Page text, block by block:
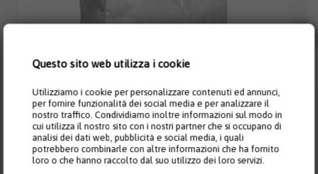
Questo sito web utilizza i cookie
Utilizziamo i cookie per personalizzare contenuti ed annunci,
per fornire funzionalità dei social media e per analizzare il
nostro traffico. Condividiamo inoltre informazioni sul modo in
cui utilizza il nostro sito con i nostri partner che si occupano di
analisi dei dati web, pubblicità e social media, i quali
potrebbero combinarle con altre informazioni che ha fornito
loro o che hanno raccolto dal suo utilizzo dei loro servizi.
Scopri le Farine Molini Pivetti
– Scarica i cataloghi